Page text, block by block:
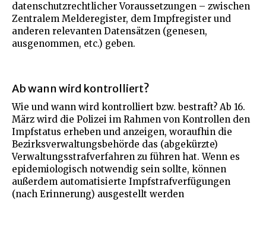
datenschutzrechtlicher Voraussetzungen – zwischen
Zentralem Melderegister, dem Impfregister und
anderen relevanten Datensätzen (genesen,
ausgenommen, etc.) geben.
Ab wann wird kontrolliert?
Wie und wann wird kontrolliert bzw. bestraft? Ab 16.
März wird die Polizei im Rahmen von Kontrollen den
Impfstatus erheben und anzeigen, woraufhin die
Bezirksverwaltungsbehörde das (abgekürzte)
Verwaltungsstrafverfahren zu führen hat. Wenn es
epidemiologisch notwendig sein sollte, können
außerdem automatisierte Impfstrafverfügungen
(nach Erinnerung) ausgestellt werden